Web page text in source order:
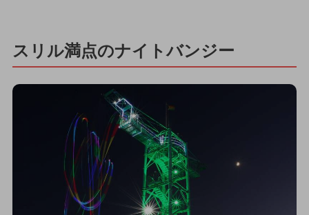
スリル満点のナイトバンジー